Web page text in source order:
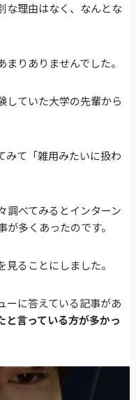
な理由はなく、なんとな
りありませんでした。
していた大学の先輩から
みて「雑用みたいに扱わ
調べてみるとインターン
多くあったのです。
ることにしました。
ーに答えている記事があ
と言っている方が多かっ